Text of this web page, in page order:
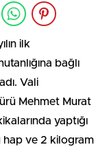
ilk
bağlı
Vali
Mehmet Murat
yaptığı
hap ve 2 kilogram